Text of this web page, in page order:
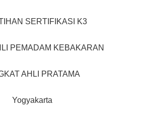
SERTIFIKASI K3
PEMADAM KEBAKARAN
AHLI PRATAMA
Yogyakarta